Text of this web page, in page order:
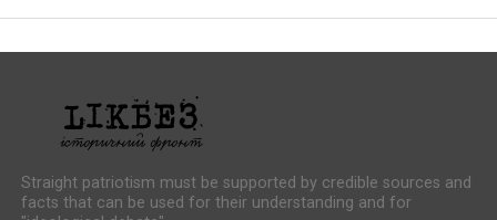
Straight patriotism must be supported by credible sources and
facts that can be used for their understanding and for